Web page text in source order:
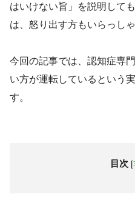
はいけない旨」を説明して
は、怒り出す方もいらっしゃ
今回の記事では、認知症専
い方が運転しているという
す。
目次 [